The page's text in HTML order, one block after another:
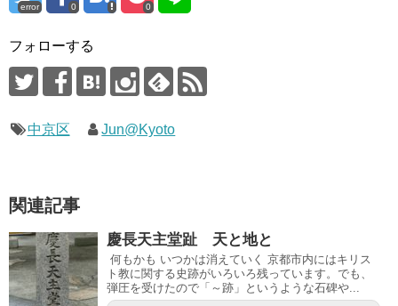
error 0 0
フォローする
中京区 Jun@Kyoto
関連記事
慶長天主堂趾 天と地と
何もかも いつかは消えていく 京都市内にはキリス
ト教に関する史跡がいろいろ残っています。でも、
弾圧を受けたので「～跡」というような石碑や...